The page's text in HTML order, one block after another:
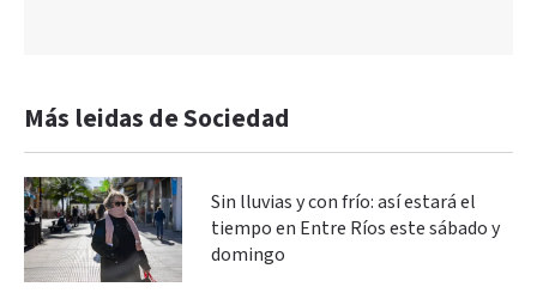
Más leidas de Sociedad
Sin lluvias y con frío: así estará el
tiempo en Entre Ríos este sábado y
domingo